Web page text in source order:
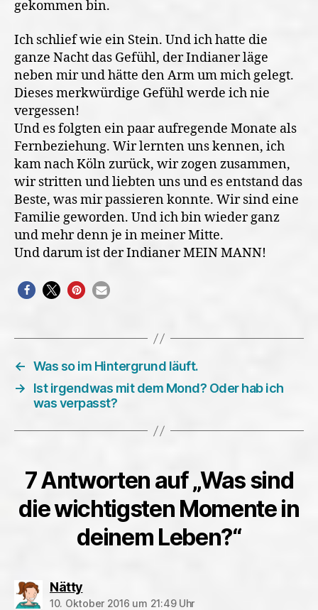
gekommen bin.
Ich schlief wie ein Stein. Und ich hatte die
ganze Nacht das Gefühl, der Indianer läge
neben mir und hätte den Arm um mich gelegt.
Dieses merkwürdige Gefühl werde ich nie
vergessen!
Und es folgten ein paar aufregende Monate als
Fernbeziehung. Wir lernten uns kennen, ich
kam nach Köln zurück, wir zogen zusammen,
wir stritten und liebten uns und es entstand das
Beste, was mir passieren konnte. Wir sind eine
Familie geworden. Und ich bin wieder ganz
und mehr denn je in meiner Mitte.
Und darum ist der Indianer MEIN MANN!
← Was so im Hintergrund läuft.
→
Ist irgendwas mit dem Mond? Oder hab ich
was verpasst?
7 Antworten auf „Was sind
die wichtigsten Momente in
deinem Leben?“
Nättysagt:
10. Oktober 2016 um 21:49 Uhr